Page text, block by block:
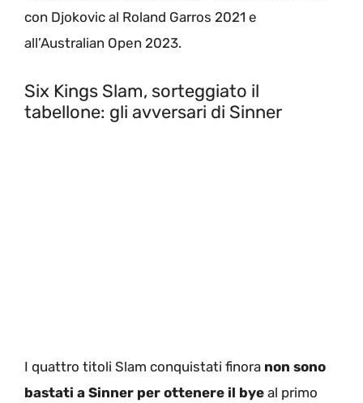
con Djokovic al Roland Garros 2021 e
all’Australian Open 2023.
Six Kings Slam, sorteggiato il
tabellone: gli avversari di Sinner
I quattro titoli Slam conquistati finora non sono
bastati a Sinner per ottenere il bye al primo